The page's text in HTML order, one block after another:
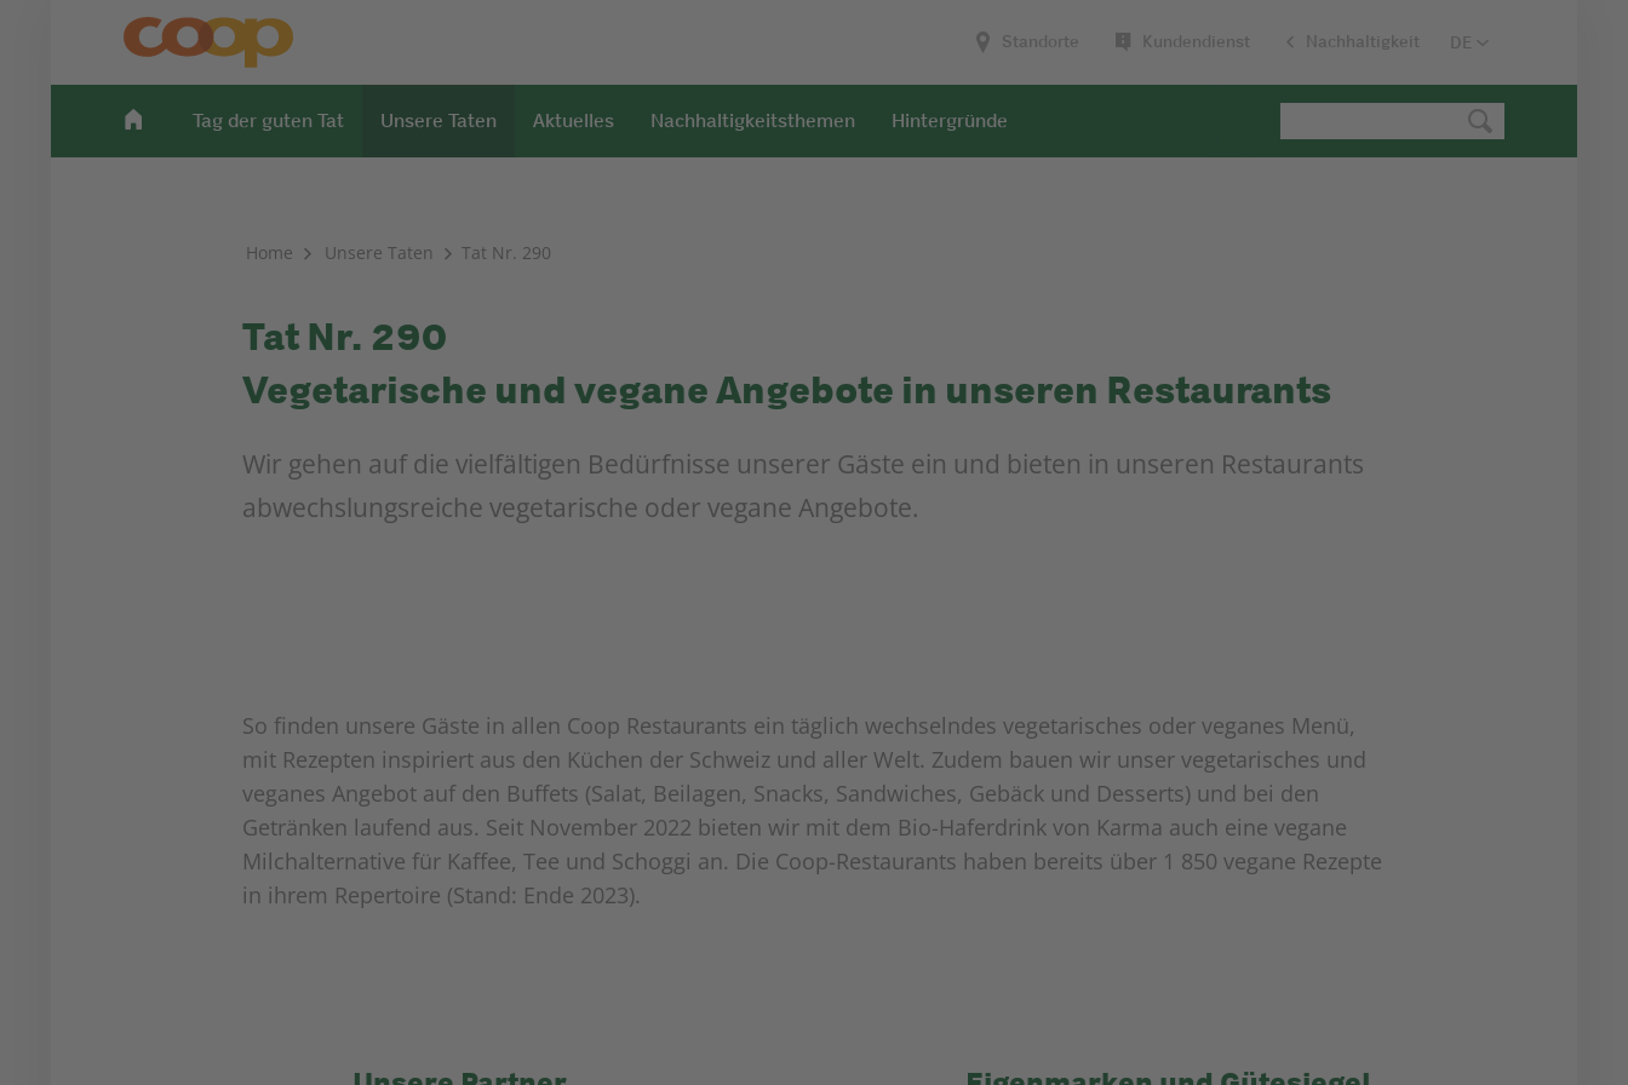
Standorte Kundendienst Nachhaltigkeit
Tag der guten Tat Unsere Taten Aktuelles Nachhaltigkeitsthemen Hintergründe
Home Unsere Taten Tat Nr. 290
Tat Nr. 290
Vegetarische und vegane Angebote in unseren Restaurants
Wir gehen auf die vielfältigen Bedürfnisse unserer Gäste ein und bieten in unseren Restaurants
abwechslungsreiche vegetarische oder vegane Angebote.
So finden unsere Gäste in allen Coop Restaurants ein täglich wechselndes vegetarisches oder veganes Menü,
mit Rezepten inspiriert aus den Küchen der Schweiz und aller Welt. Zudem bauen wir unser vegetarisches und
veganes Angebot auf den Buffets (Salat, Beilagen, Snacks, Sandwiches, Gebäck und Desserts) und bei den
Getränken laufend aus. Seit November 2022 bieten wir mit dem Bio-Haferdrink von Karma auch eine vegane
Milchalternative für Kaffee, Tee und Schoggi an. Die Coop-Restaurants haben bereits über 1 850 vegane Rezepte
in ihrem Repertoire (Stand: Ende 2023).